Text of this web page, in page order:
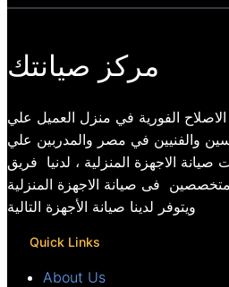
مركز صيانتك
الفورية في منزل العميل علي
والفنيين في مصر والمدربين علي
الاجهزة المنزلية ، لدنيا فريق
فى صيانة الاجهزة المنزلية
ويتوفر لدينا صيانة الأجهزة التالية
Quick Links
About Us